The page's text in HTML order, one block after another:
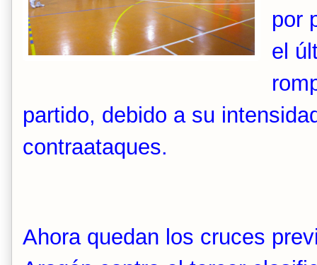
por
el
partido, debido a su
contraataques.
Ahora quedan los cruces